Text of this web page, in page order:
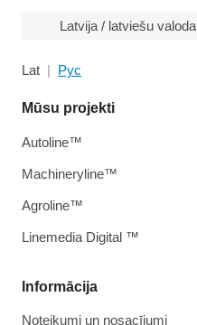
Latvija / latviešu valoda
Lat Рус
Informācija
Noteikumi un nosacījumi
Mūsu projekti
Autoline™
Machineryline™
Agroline™
Linemedia Digital ™